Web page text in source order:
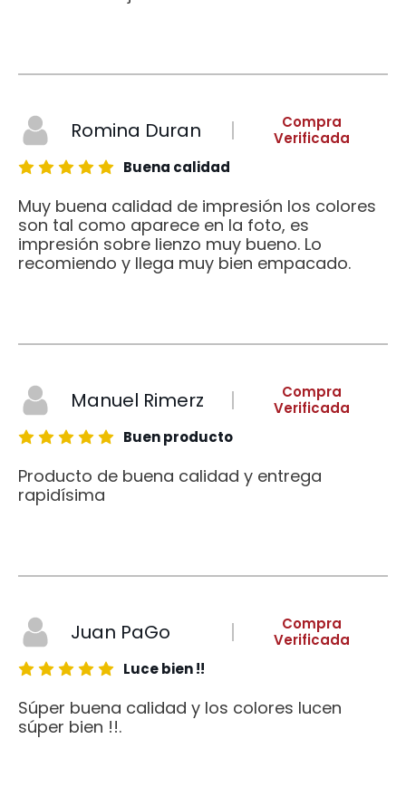
Romina Duran
Compra
Verificada
Buena calidad
Muy buena calidad de impresión los colores
son tal como aparece en la foto, es
impresión sobre lienzo muy bueno. Lo
recomiendo y llega muy bien empacado.
Manuel Rimerz
Compra
Verificada
Buen producto
Producto de buena calidad y entrega
rapidísima
Juan PaGo
Compra
Verificada
Luce bien !!
Súper buena calidad y los colores lucen
súper bien !!.